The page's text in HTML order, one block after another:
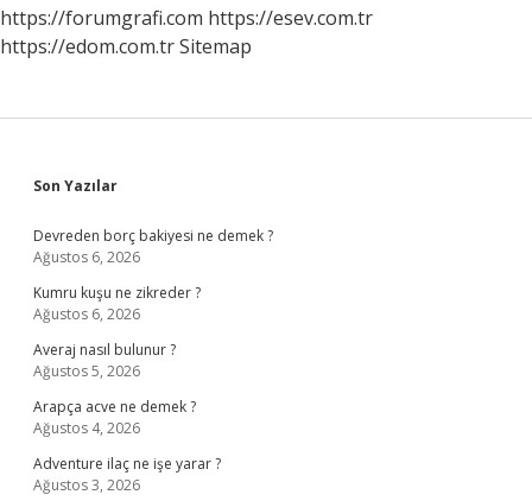
https://forumgrafi.com https://esev.com.tr
https://edom.com.trSitemap
Sidebar
Son Yazılar
Devreden borç bakiyesi ne demek ?
Ağustos 6, 2026
Kumru kuşu ne zikreder ?
Ağustos 6, 2026
Averaj nasıl bulunur ?
Ağustos 5, 2026
Arapça acve ne demek ?
Ağustos 4, 2026
Adventure ilaç ne işe yarar ?
Ağustos 3, 2026